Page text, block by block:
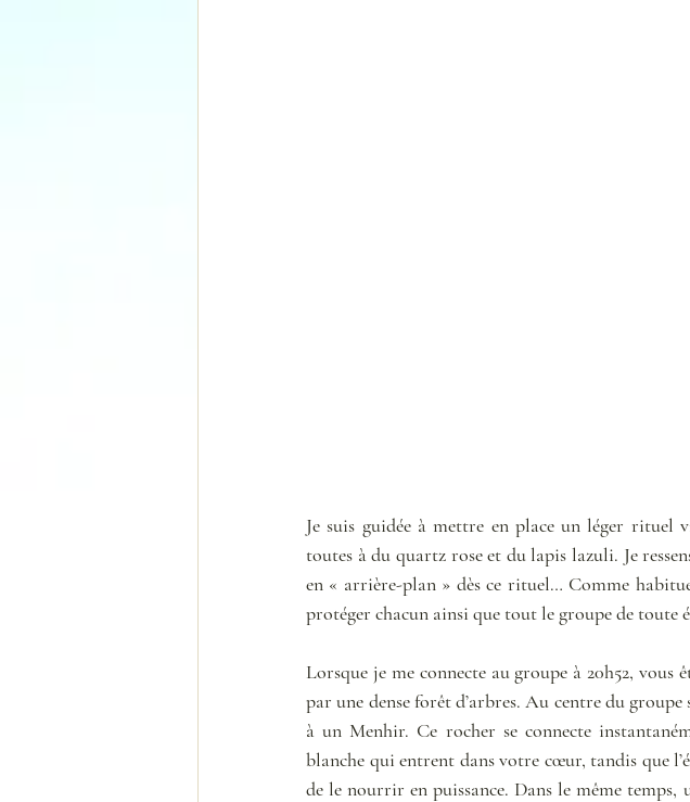
Je suis guidée à mettre en place un léger
toutes à du quartz rose et du lapis lazuli. Je
en « arrière-plan » dès ce rituel… Comme
protéger chacun ainsi que tout le groupe de toute
Lorsque je me connecte au groupe à 20h52, vous
par une dense forêt d’arbres. Au centre du
à un Menhir. Ce rocher se connecte
blanche qui entrent dans votre cœur, tandis que
de le nourrir en puissance. Dans le même temps,